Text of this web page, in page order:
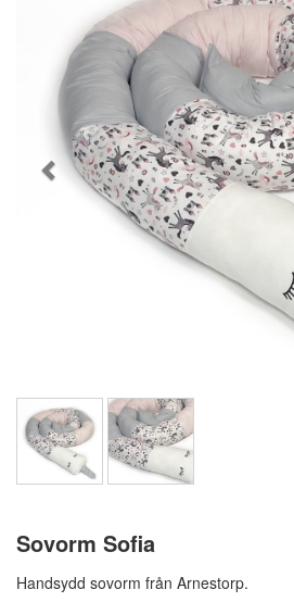
Sovorm Sofia
Handsydd sovorm från Arnestorp.